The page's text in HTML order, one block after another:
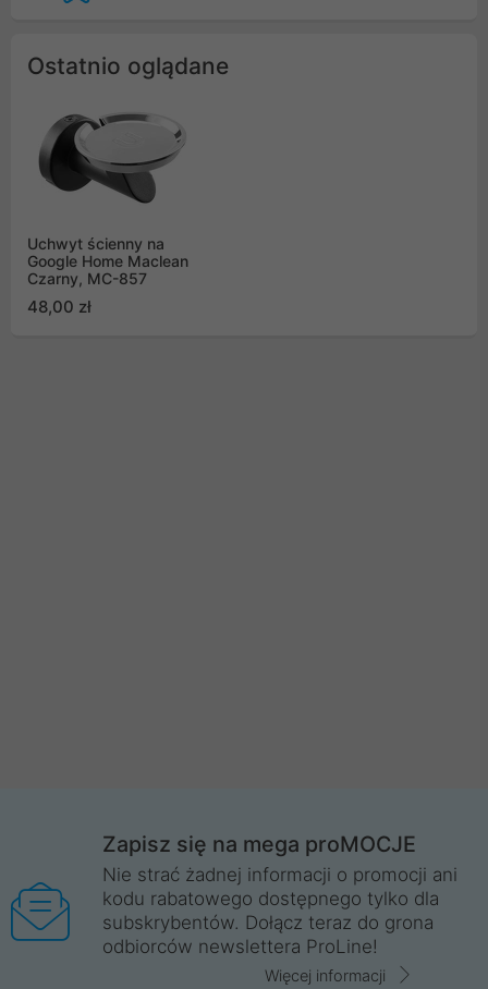
Ostatnio oglądane
Uchwyt ścienny na
Google Home Maclean
Czarny, MC-857
48,00 zł
Zapisz się na mega proMOCJE
Nie strać żadnej informacji o promocji ani
kodu rabatowego dostępnego tylko dla
subskrybentów. Dołącz teraz do grona
odbiorców newslettera ProLine!
Więcej informacji